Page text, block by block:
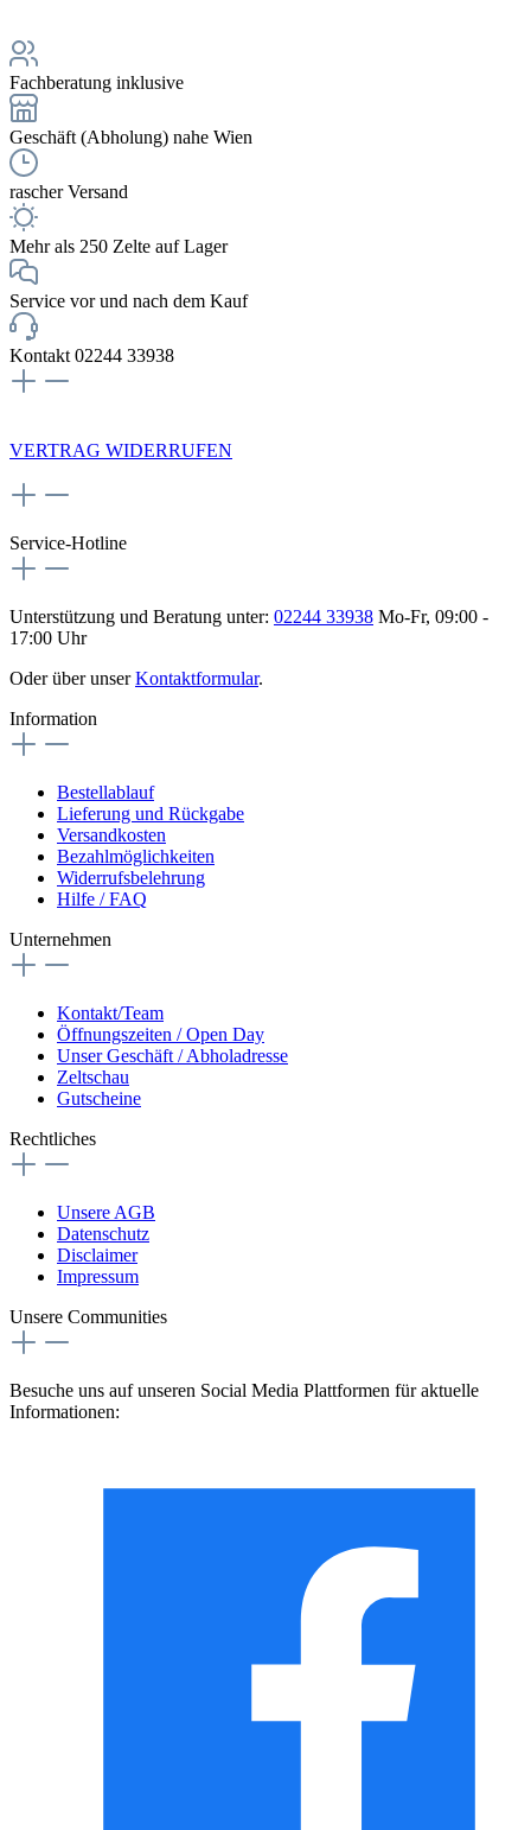
Fachberatung inklusive
Geschäft (Abholung) nahe Wien
rascher Versand
Mehr als 250 Zelte auf Lager
Service vor und nach dem Kauf
Kontakt 02244 33938
VERTRAG WIDERRUFEN
Service-Hotline
Unterstützung und Beratung unter: 02244 33938 Mo-Fr, 09:00 -
17:00 Uhr
Oder über unserKontaktformular.
Information
Bestellablauf
Lieferung und Rückgabe
Versandkosten
Bezahlmöglichkeiten
Widerrufsbelehrung
Hilfe / FAQ
Unternehmen
Kontakt/Team
Öffnungszeiten / Open Day
Unser Geschäft / Abholadresse
Zeltschau
Gutscheine
Rechtliches
Unsere AGB
Datenschutz
Disclaimer
Impressum
Unsere Communities
Besuche uns auf unseren Social Media Plattformen für aktuelle
Informationen: